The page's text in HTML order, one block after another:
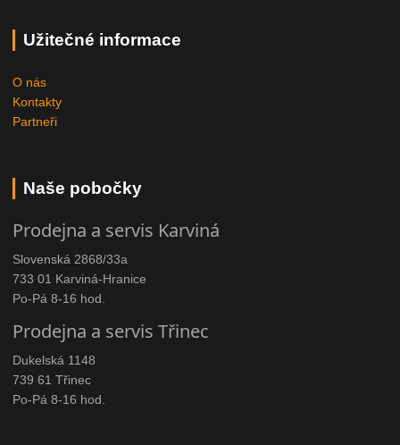
Užitečné informace
O nás
Kontakty
Partneři
Naše pobočky
Prodejna a servis Karviná
Slovenská 2868/33a
733 01 Karviná-Hranice
Po-Pá 8-16 hod.
Prodejna a servis Třinec
Dukelská 1148
739 61 Třinec
Po-Pá 8-16 hod.